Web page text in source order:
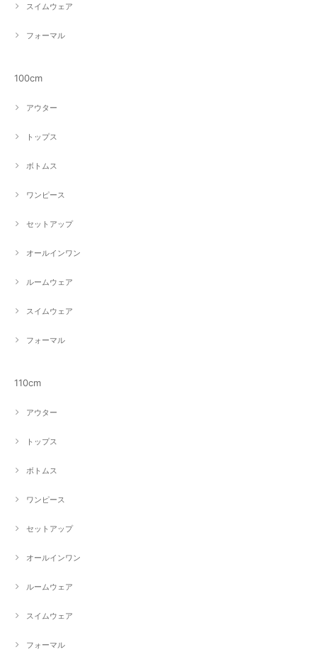
スイムウェア
フォーマル
100cm
アウター
トップス
ボトムス
ワンピース
セットアップ
オールインワン
ルームウェア
スイムウェア
フォーマル
110cm
アウター
トップス
ボトムス
ワンピース
セットアップ
オールインワン
ルームウェア
スイムウェア
フォーマル